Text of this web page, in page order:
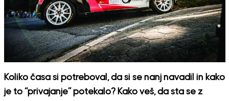
Koliko časa si potreboval, da si se nanj navadil in kako
je to “privajanje” potekalo? Kako veš, da sta se z